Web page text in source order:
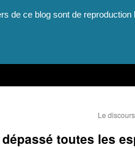
de ce blog sont de
Le
toutes les